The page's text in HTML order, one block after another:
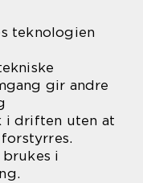
teknologien
gir andre
i driften uten at
i